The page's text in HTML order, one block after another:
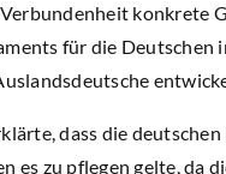
konkrete
für die Deutschen
dass die
es zu pflegen gelte, da